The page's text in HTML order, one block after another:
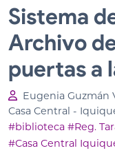
Sistema
Archivo
puertas a
Eugenia Guzmán
Casa Central -
#biblioteca #Reg.
#Casa Central